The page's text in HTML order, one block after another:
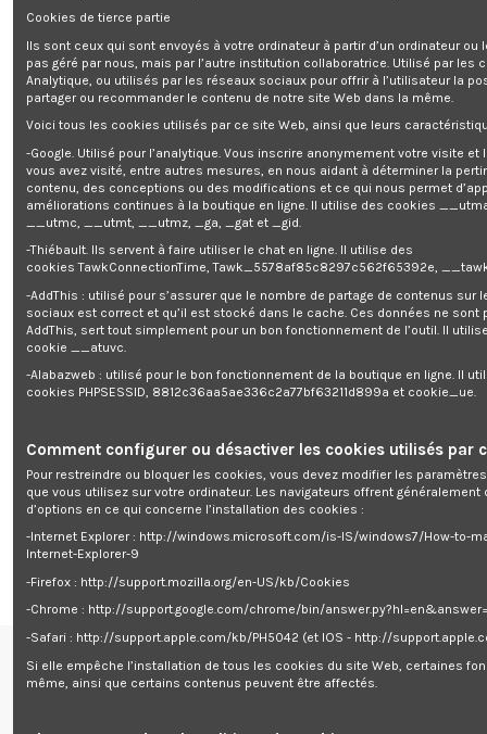
Détails du produit
Reviews(0)
Robuste et puissante, cette tarière thermique de la marque Gardeo Pro est
l'outil parfait pour pour la pose de piquets, le plantage d'arbre..... Elle est
équipée d'un moteur thermique à 2 temps 52 CC refroidi par air. Conçue de
manière ergonomique, elle est facile à prendre en main.
Cette tarière est livrée avec 3 mèches : L 800 x diam 100mm - L 800 x
Caractéristiques :
Cylindré : 52 cc
Puissance : 1.45 Kw / 7500 Tmin
Moteur 2 temps refroidi par air
Capacité Réservoir : 1,2 L
Démarrage manuel
Prise en main aisée
Cette tarière est livrée avec 3 mèches : L 800 x diam 100mm - L 800 x
diam 150mm - L 800 x diam 200mm
Poids hors carburant et mèche : 8.4Kg
Garantie : 5 ans
Renseignements
Cookies de tierce partie
Ils sont ceux qui sont envoyés à votre ordinateur à partir d’un ordinateur ou
pas géré par nous, mais par l’autre institution collaboratrice. Utilisé par les
Analytique, ou utilisés par les réseaux sociaux pour offrir à l’utilisateur la
partager ou recommander le contenu de notre site Web dans la même.
Voici tous les cookies utilisés par ce site Web, ainsi que leurs
-Google. Utilisé pour l’analytique. Vous inscrire anonymement votre visite et
vous avez visité, entre autres mesures, en nous aidant à déterminer la
contenu, des conceptions ou des modifications et ce qui nous permet
améliorations continues à la boutique en ligne. Il utilise des cookies
__utmc, __utmt, __utmz, _ga, _gat et _gid.
-Thiébault. Ils servent à faire utiliser le chat en ligne. Il utilise des
cookies TawkConnectionTime, Tawk_5578af85c8297c562f65392e,
-AddThis : utilisé pour s’assurer que le nombre de partage de contenus sur
sociaux est correct et qu’il est stocké dans le cache. Ces données ne sont
AddThis, sert tout simplement pour un bon fonctionnement de l’outil. Il
cookie __atuvc.
-Alabazweb : utilisé pour le bon fonctionnement de la boutique en ligne. Il
cookies PHPSESSID, 8812c36aa5ae336c2a77bf63211d899a et cookie_ue.
Comment configurer ou désactiver les cookies utilisés par
Pour restreindre ou bloquer les cookies, vous devez modifier les
que vous utilisez sur votre ordinateur. Les navigateurs offrent généralement
d’options en ce qui concerne l’installation des cookies :
-Internet Explorer : http://windows.microsoft.com/is-IS/windows7/How-to-
Internet-Explorer-9
-Firefox : http://support.mozilla.org/en-US/kb/Cookies
-Chrome : http://support.google.com/chrome/bin/
-Safari : http://support.apple.com/kb/PH5042 (et IOS - http://
Si elle empêche l’installation de tous les cookies du site Web, certaines
même, ainsi que certains contenus peuvent être affectés.